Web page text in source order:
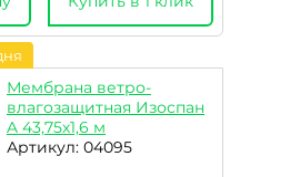
Мембрана ветро-
влагозащитная Изоспан
A 43,75х1,6 м
Артикул: 04095